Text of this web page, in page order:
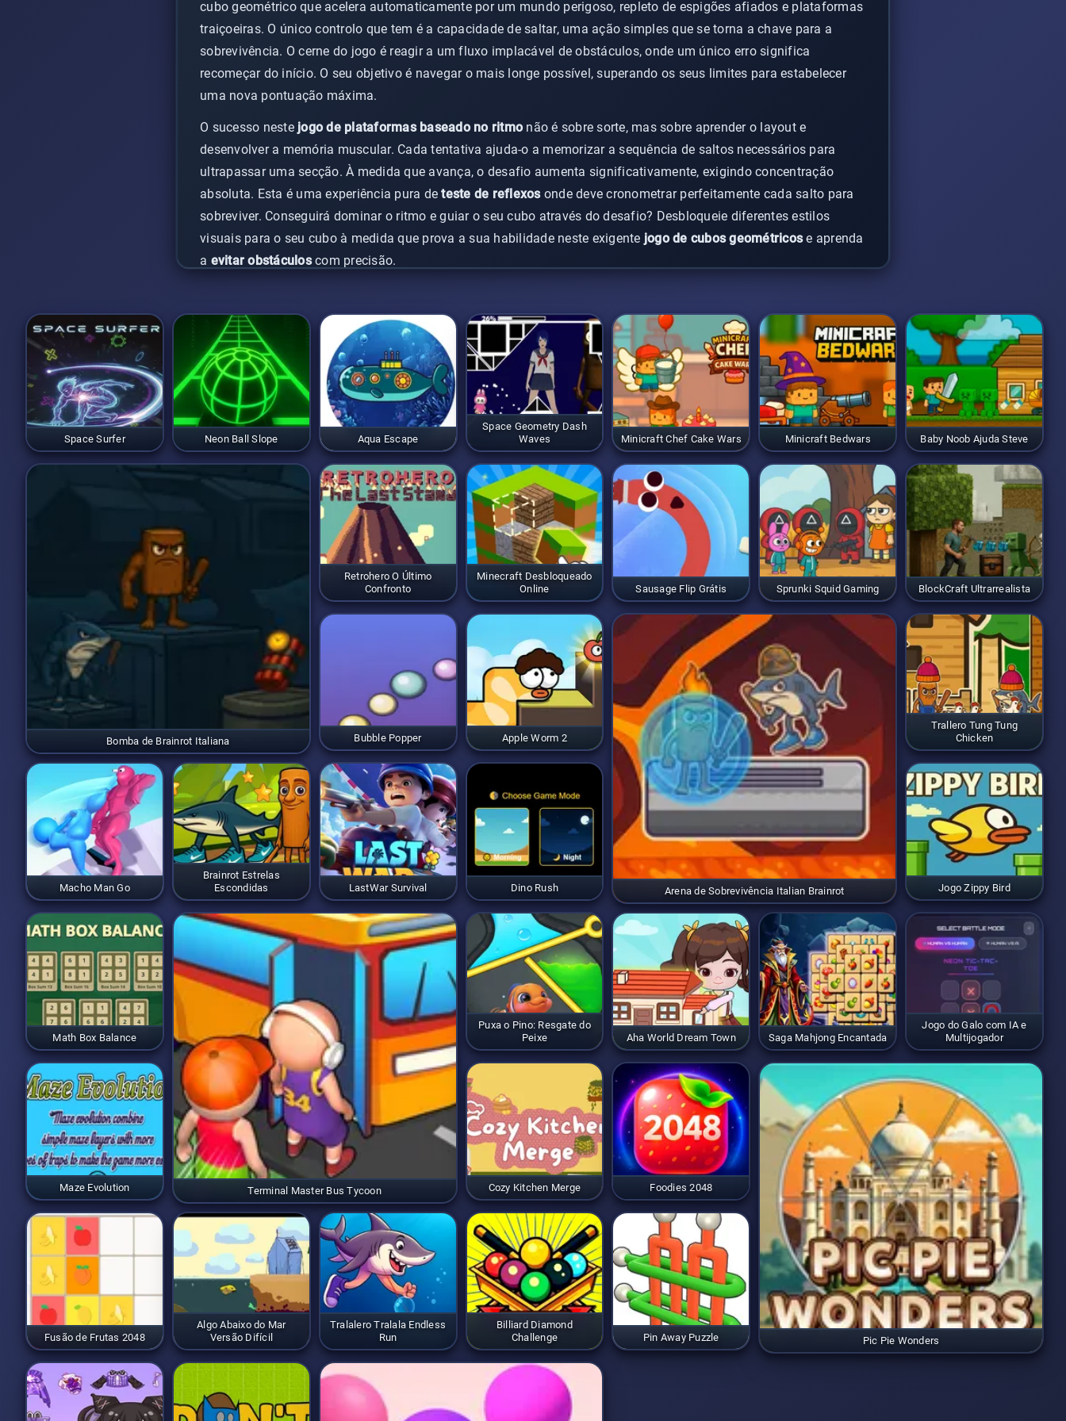
cubo geométrico que acelera automaticamente por um mundo perigoso, repleto de espigões afiados e plataformas
traiçoeiras. O único controlo que tem é a capacidade de saltar, uma ação simples que se torna a chave para a
sobrevivência. O cerne do jogo é reagir a um fluxo implacável de obstáculos, onde um único erro significa
recomeçar do início. O seu objetivo é navegar o mais longe possível, superando os seus limites para estabelecer
uma nova pontuação máxima.
O sucesso neste jogo de plataformas baseado no ritmo não é sobre sorte, mas sobre aprender o layout e
desenvolver a memória muscular. Cada tentativa ajuda-o a memorizar a sequência de saltos necessários para
ultrapassar uma secção. À medida que avança, o desafio aumenta significativamente, exigindo concentração
absoluta. Esta é uma experiência pura deteste de reflexosonde deve cronometrar perfeitamente cada salto para
sobreviver. Conseguirá dominar o ritmo e guiar o seu cubo através do desafio? Desbloqueie diferentes estilos
visuais para o seu cubo à medida que prova a sua habilidade neste exigente jogo de cubos geométricose aprenda
a evitar obstáculoscom precisão.
Space Surfer Neon Ball Slope Aqua Escape
Space Geometry Dash
Waves
Minicraft Chef Cake Wars Minicraft Bedwars Baby Noob Ajuda Steve
Bomba de Brainrot Italiana
Retrohero O Último
Confronto
Minecraft Desbloqueado
Online
Sausage Flip Grátis Sprunki Squid Gaming BlockCraft Ultrarrealista
Bubble Popper Apple Worm 2
Arena de Sobrevivência Italian Brainrot
Trallero Tung Tung
Chicken
Macho Man Go
Brainrot Estrelas
Escondidas
LastWar Survival Dino Rush Jogo Zippy Bird
Math Box Balance
Terminal Master Bus Tycoon
Puxa o Pino: Resgate do
Peixe
Aha World Dream Town Saga Mahjong Encantada
Jogo do Galo com IA e
Multijogador
Maze Evolution Cozy Kitchen Merge Foodies 2048
Pic Pie Wonders
Fusão de Frutas 2048
Algo Abaixo do Mar
Versão Difícil
Tralalero Tralala Endless
Run
Billiard Diamond
Challenge
Pin Away Puzzle